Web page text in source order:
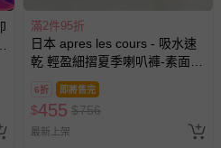
同意始提供（例如線上課程、遊
：
兒包巾與背巾、包屁衣、學習
滿2件95折
日本 apres les cours - 吸水速
乾 輕盈細摺夏季喇叭褲-素面-
6折 即將售完
$455 $756
最新上架